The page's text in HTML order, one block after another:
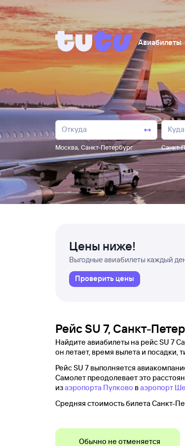
Авиабилеты
Москва, Санкт-Петербург Санкт-
Цены ниже!
Выгодные авиабилеты каждый
Проверить цены
Рейс SU 7, Санкт-
Найдите авиабилеты на рейс SU 7
он летает, время вылета и посадки,
Рейс SU 7 выполняется
Самолет преодолевает это
изаэропорта Пулково ваэропорт
Средняя стоимость билета Санкт-
Обычно не отменяется